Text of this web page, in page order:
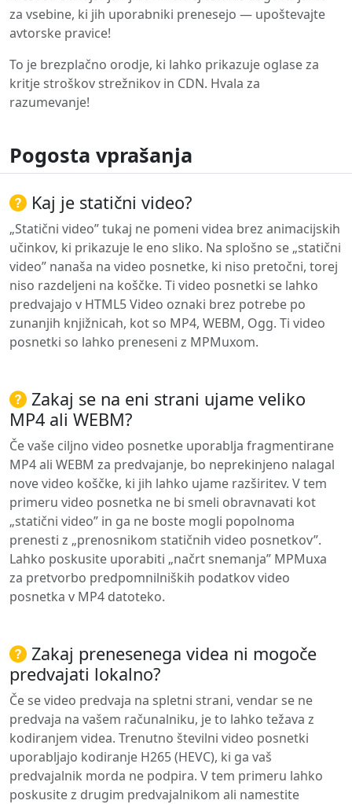
za vsebine, ki jih uporabniki prenesejo — upoštevajte
avtorske pravice!
To je brezplačno orodje, ki lahko prikazuje oglase za
kritje stroškov strežnikov in CDN. Hvala za
razumevanje!
Pogosta vprašanja
Kaj je statični video?
„Statični video” tukaj ne pomeni videa brez animacijskih
učinkov, ki prikazuje le eno sliko. Na splošno se „statični
video” nanaša na video posnetke, ki niso pretočni, torej
niso razdeljeni na koščke. Ti video posnetki se lahko
predvajajo v HTML5 Video oznaki brez potrebe po
zunanjih knjižnicah, kot so MP4, WEBM, Ogg. Ti video
posnetki so lahko preneseni z MPMuxom.
Zakaj se na eni strani ujame veliko
MP4 ali WEBM?
Če vaše ciljno video posnetke uporablja fragmentirane
MP4 ali WEBM za predvajanje, bo neprekinjeno nalagal
nove video koščke, ki jih lahko ujame razširitev. V tem
primeru video posnetka ne bi smeli obravnavati kot
„statični video” in ga ne boste mogli popolnoma
prenesti z „prenosnikom statičnih video posnetkov”.
Lahko poskusite uporabiti „načrt snemanja” MPMuxa
za pretvorbo predpomnilniških podatkov video
posnetka v MP4 datoteko.
Zakaj prenesenega videa ni mogoče
predvajati lokalno?
Če se video predvaja na spletni strani, vendar se ne
predvaja na vašem računalniku, je to lahko težava z
kodiranjem videa. Trenutno številni video posnetki
uporabljajo kodiranje H265 (HEVC), ki ga vaš
predvajalnik morda ne podpira. V tem primeru lahko
poskusite z drugim predvajalnikom ali namestite